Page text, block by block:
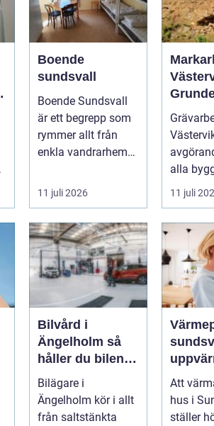
Boende
sundsvall
Boende Sundsvall
är ett begrepp som
rymmer allt från
enkla vandrarhem
långtidsboende...
11 juli 2026
hållbara
alla
oavsett
11 juli
Bilvård i
Ängelholm så
håller du bilen i
toppskick året
runt
Bilägare i
Ängelholm kör i allt
från saltstänkta
sundsvall
hårt
Att
hus i
ställer